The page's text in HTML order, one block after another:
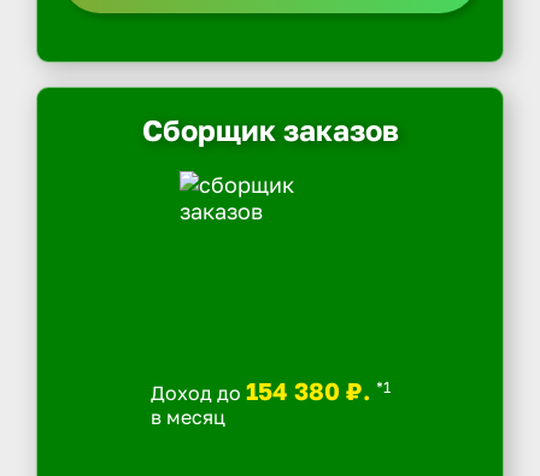
Сборщик заказов
Доход до 154 380 ₽. *1
в месяц